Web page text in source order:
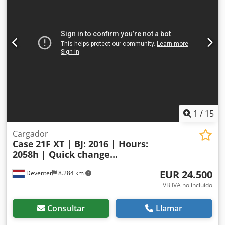
funciona, necesita reparación Tren de rodaje conservado
en aproximadamente un 70 % Placas de base de 600 mm
de ancho Motor Isuzu de 202 kW Certificación CE
1 / 15
Deventer 8.284 km
Cargador
Case 21F XT | BJ: 2016 | Hours:
2058h | Quick change...
EUR 24.500
VB IVA no incluído
Consultar Llamar